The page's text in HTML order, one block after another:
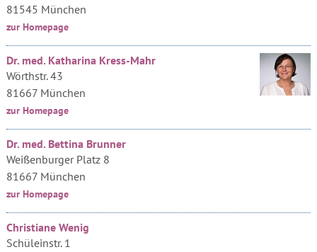
81545 München
zur Homepage
Dr. med. Katharina Kress-Mahr
Wörthstr. 43
81667 München
zur Homepage
Dr. med. Bettina Brunner
Weißenburger Platz 8
81667 München
zur Homepage
Christiane Wenig
Schüleinstr. 1